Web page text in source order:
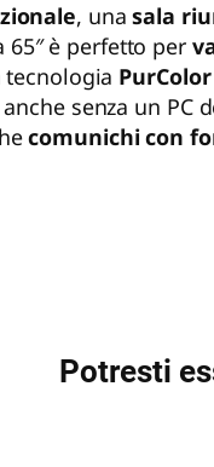
, unasala
65″ è perfetto per
PurColor
senza un PC
comunichi con
Potresti